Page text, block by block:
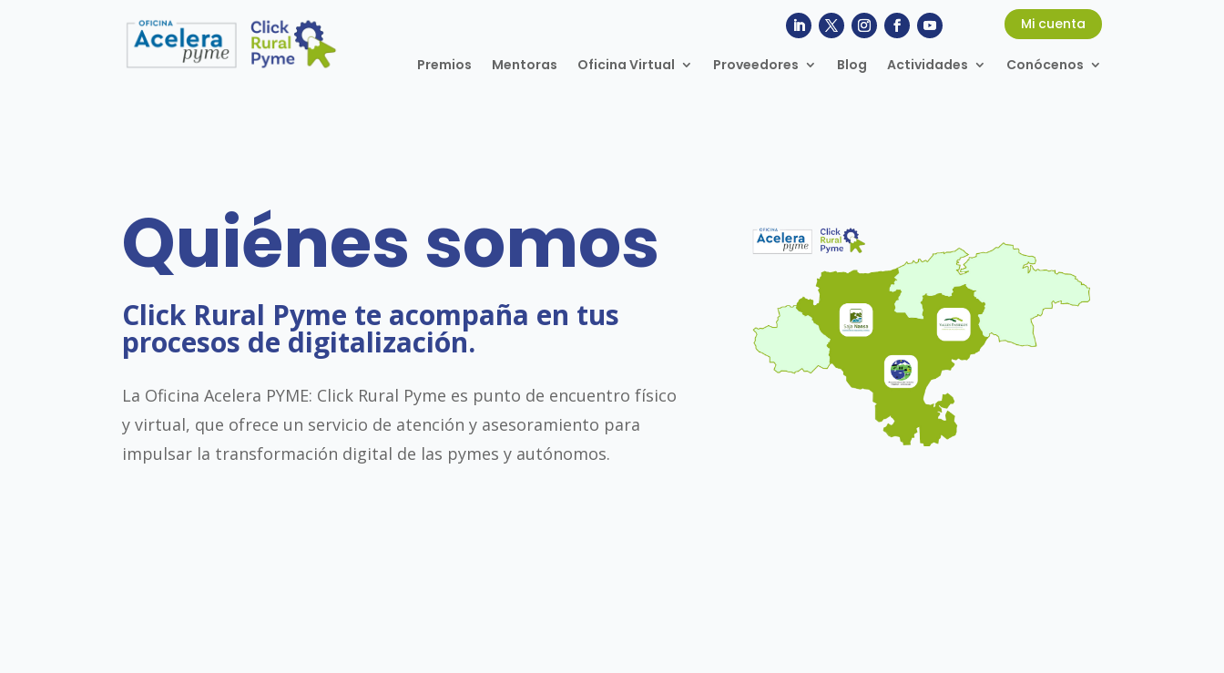
Mi cuenta
Premios Mentoras Oficina Virtual Proveedores Blog Actividades Conócenos
Quiénes somos
Click Rural Pyme te acompaña en tus
procesos de digitalización.
La Oficina Acelera PYME: Click Rural Pyme es punto de encuentro físico
y virtual, que ofrece un servicio de atención y asesoramiento para
impulsar la transformación digital de las pymes y autónomos.